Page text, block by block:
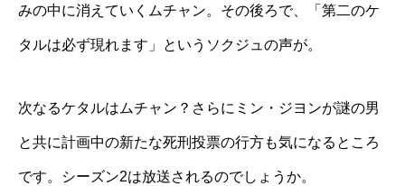
みの中に消えていくムチャン。その後ろで、「第二のケ
タルは必ず現れます」というソクジュの声が。
次なるケタルはムチャン？さらにミン・ジヨンが謎の男
と共に計画中の新たな死刑投票の行方も気になるところ
です。シーズン2は放送されるのでしょうか。